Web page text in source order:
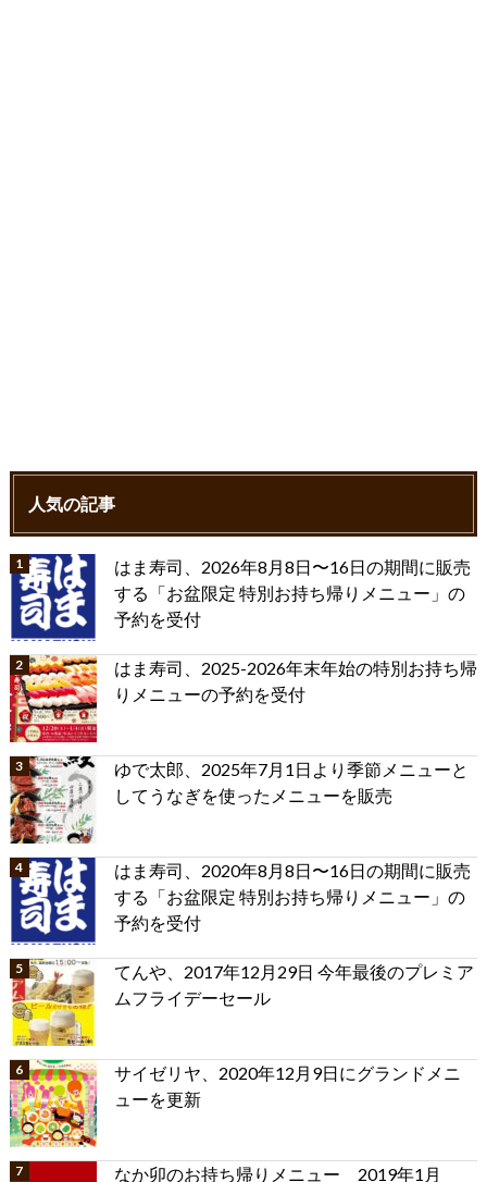
人気の記事
はま寿司、2026年8月8日〜16日の期間に販売
する「お盆限定 特別お持ち帰りメニュー」の
予約を受付
はま寿司、2025-2026年末年始の特別お持ち帰
りメニューの予約を受付
ゆで太郎、2025年7月1日より季節メニューと
してうなぎを使ったメニューを販売
はま寿司、2020年8月8日〜16日の期間に販売
する「お盆限定 特別お持ち帰りメニュー」の
予約を受付
てんや、2017年12月29日 今年最後のプレミア
ムフライデーセール
サイゼリヤ、2020年12月9日にグランドメニ
ューを更新
なか卯のお持ち帰りメニュー 2019年1月